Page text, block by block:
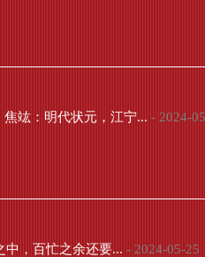
竑：明代状元，江宁... - 2024-
中，百忙之余还要... - 2024-05-25